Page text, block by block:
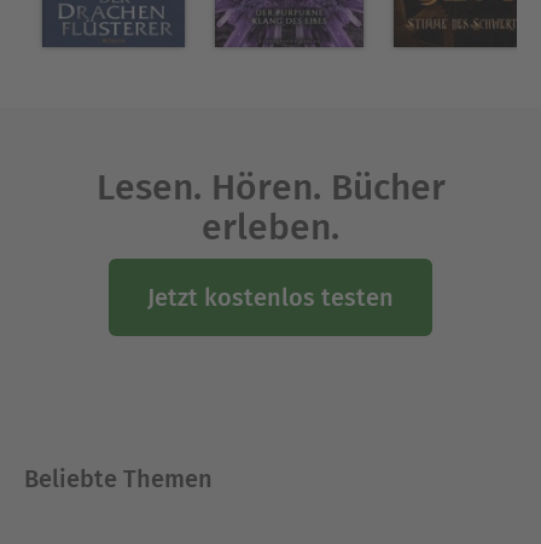
Lesen. Hören. Bücher
erleben.
Jetzt kostenlos testen
Beliebte Themen